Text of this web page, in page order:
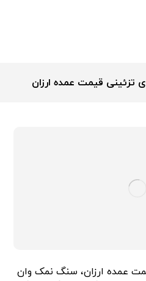
قیمت عمده ارزان
عمده ارزان، سنگ نمک وان